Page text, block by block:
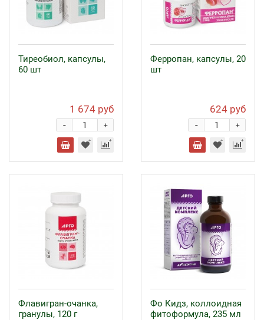
Тиреобиол, капсулы,
60 шт
1 674 руб
+
-
Ферропан, капсулы, 20
шт
624 руб
+
-
Флавигран-очанка,
гранулы, 120 г
Фо Кидз, коллоидная
фитоформула, 235 мл